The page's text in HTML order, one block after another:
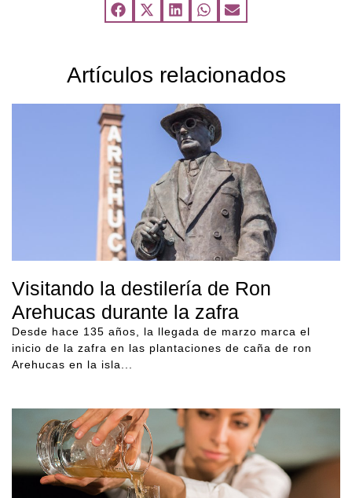
Artículos relacionados
Visitando la destilería de Ron
Arehucas durante la zafra
Desde hace 135 años, la llegada de marzo marca el
inicio de la zafra en las plantaciones de caña de ron
Arehucas en la isla...